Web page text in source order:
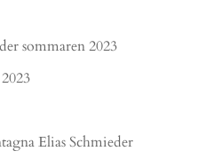
sommaren 2023
Elias Schmieder